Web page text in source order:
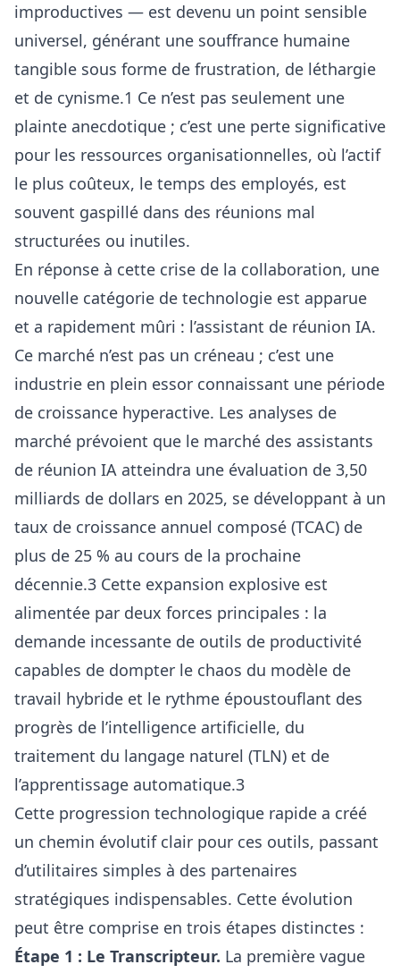
improductives — est devenu un point sensible
universel, générant une souffrance humaine
tangible sous forme de frustration, de léthargie
et de cynisme.1 Ce n’est pas seulement une
plainte anecdotique ; c’est une perte significative
pour les ressources organisationnelles, où l’actif
le plus coûteux, le temps des employés, est
souvent gaspillé dans des réunions mal
structurées ou inutiles.
En réponse à cette crise de la collaboration, une
nouvelle catégorie de technologie est apparue
et a rapidement mûri : l’assistant de réunion IA.
Ce marché n’est pas un créneau ; c’est une
industrie en plein essor connaissant une période
de croissance hyperactive. Les analyses de
marché prévoient que le marché des assistants
de réunion IA atteindra une évaluation de 3,50
milliards de dollars en 2025, se développant à un
taux de croissance annuel composé (TCAC) de
plus de 25 % au cours de la prochaine
décennie.3 Cette expansion explosive est
alimentée par deux forces principales : la
demande incessante de outils de productivité
capables de dompter le chaos du modèle de
travail hybride et le rythme époustouflant des
progrès de l’intelligence artificielle, du
traitement du langage naturel (TLN) et de
l’apprentissage automatique.3
Cette progression technologique rapide a créé
un chemin évolutif clair pour ces outils, passant
d’utilitaires simples à des partenaires
stratégiques indispensables. Cette évolution
peut être comprise en trois étapes distinctes :
Étape 1 : Le Transcripteur. La première vague